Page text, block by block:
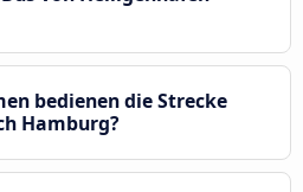
bedienen die Strecke
Hamburg?